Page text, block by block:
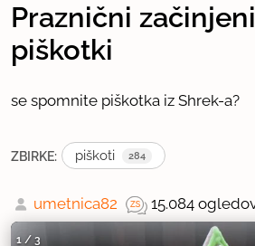
Praznični začinjeni
piškotki
se spomnite piškotka iz Shrek-a?
ZBIRKE: piškoti 284
umetnica82 15.084
1/ 3